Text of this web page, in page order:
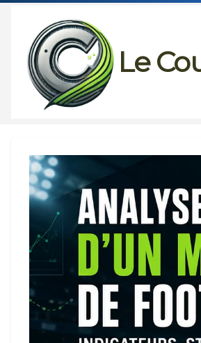
contenu
Le